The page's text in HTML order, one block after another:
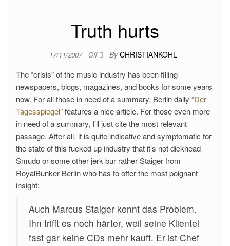
Truth hurts
17/11/2007 Off By CHRISTIANKOHL
The “crisis” of the music industry has been filling
newspapers, blogs, magazines, and books for some years
now. For all those in need of a summary, Berlin daily “Der
Tagesspiegel” features a nice article. For those even more
in need of a summary, I’ll just cite the most relevant
passage. After all, it is quite indicative and symptomatic for
the state of this fucked up industry that it’s not dickhead
Smudo or some other jerk bur rather Staiger from
RoyalBunker Berlin who has to offer the most poignant
insight:
Auch Marcus Staiger kennt das Problem.
Ihn trifft es noch härter, weil seine Klientel
fast gar keine CDs mehr kauft. Er ist Chef